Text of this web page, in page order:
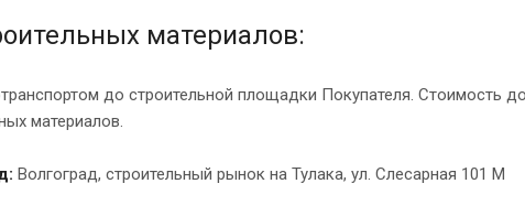
материалов:
до строительной площадки Покупателя. Стоимость
материалов.
Волгоград, строительный рынок на Тулака, ул. Слесарная 101 М